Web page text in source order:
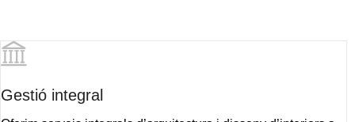
Gestió integral